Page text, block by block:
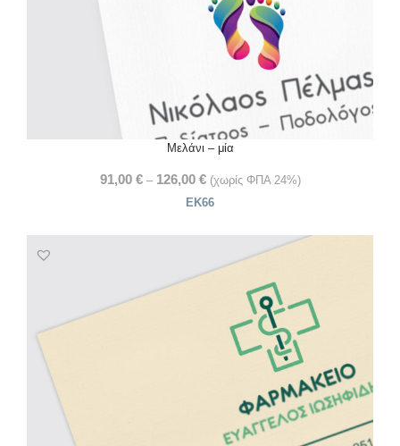
Μελάνι – μία
91,00 € – 126,00 € (χωρίς ΦΠΑ 24%)
ΕΚ66